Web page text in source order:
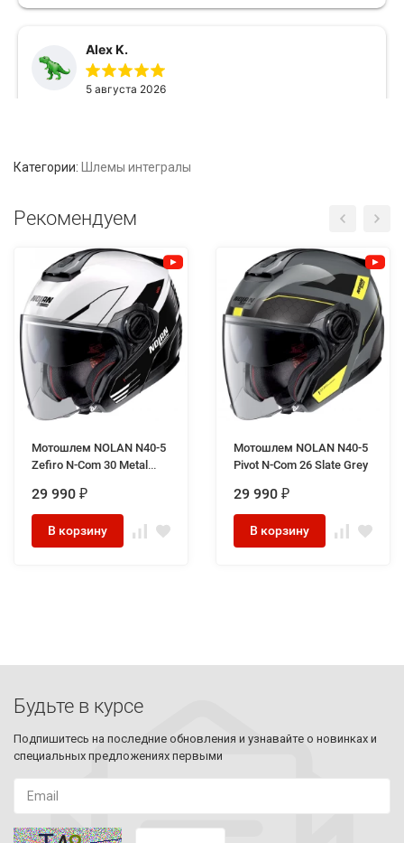
Категории: Шлемы интегралы
Рекомендуем
Мотошлем NOLAN N40-5
Zefiro N-Com 30 Metal
29 990 ₽
В корзину
Мотошлем NOLAN N40-5
Pivot N-Com 26 Slate Grey
29 990 ₽
В корзину
Будьте в курсе
Подпишитесь на последние обновления и узнавайте о новинках и
специальных предложениях первыми